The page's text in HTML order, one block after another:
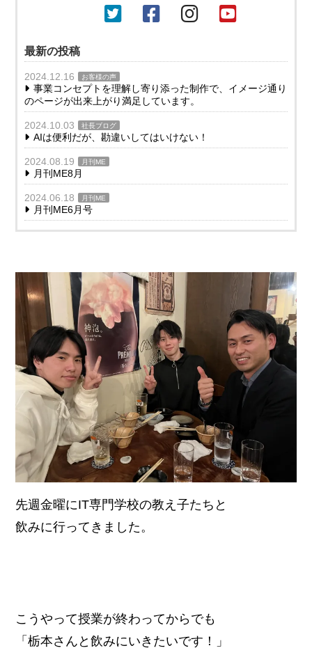
最新の投稿
2024.12.16 お客様の声
事業コンセプトを理解し寄り添った制作で、イメージ通り
のページが出来上がり満足しています。
2024.10.03 社長ブログ
AIは便利だが、勘違いしてはいけない！
2024.08.19 月刊ME
月刊ME8月
2024.06.18 月刊ME
月刊ME6月号
先週金曜にIT専門学校の教え子たちと
飲みに行ってきました。
こうやって授業が終わってからでも
「栃本さんと飲みにいきたいです！」